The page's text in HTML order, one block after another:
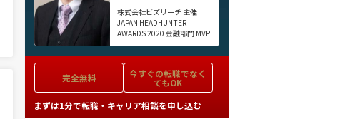
株式会社ビズリーチ 主催
JAPAN HEADHUNTER
AWARDS 2020 金融部門 MVP
完全無料 今すぐの転職でなく
てもOK
まずは1分で転職・キャリア相談を申し込む